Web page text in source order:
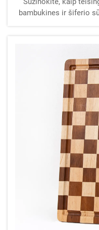
bambukines ir šiferio